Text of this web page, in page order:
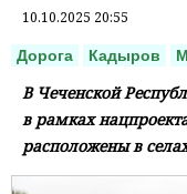
10.10.2025 20:55
Дорога Кадыров
В Чеченской
в рамках
расположены в